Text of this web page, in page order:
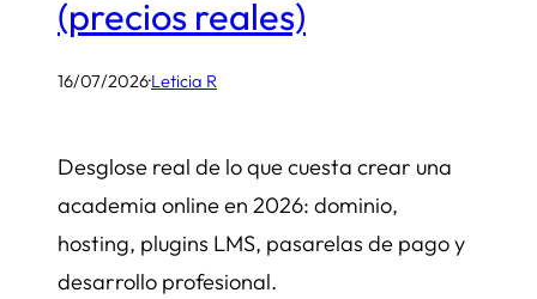
(precios reales)
16/07/2026·Leticia R
Desglose real de lo que cuesta crear una
academia online en 2026: dominio,
hosting, plugins LMS, pasarelas de pago y
desarrollo profesional.